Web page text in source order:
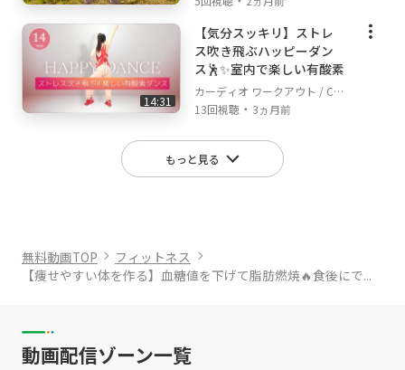
14:31
【気分スッキリ】ストレ
ス吹き飛ぶハッピーダン
ス🕺✨室内で楽しい有酸素
カーディオ ワークアウト / Car
dio Workout
13回視聴 ・ 3ヵ月前
もっと見る
無料動画TOP
フィットネス
【痩せやすい体を作る】血糖値を下げて脂肪燃焼🔥食後にで...
動画配信ゾーン一覧